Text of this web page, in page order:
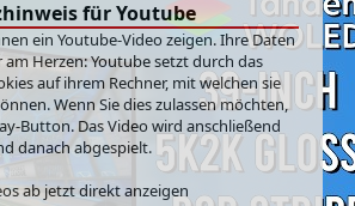
für Youtube
ein Youtube-Video zeigen. Ihre Daten
Herzen: Youtube setzt durch das
auf ihrem Rechner, mit welchen sie
Wenn Sie dies zulassen möchten,
Button. Das Video wird anschließend
danach abgespielt.
ab jetzt direkt anzeigen